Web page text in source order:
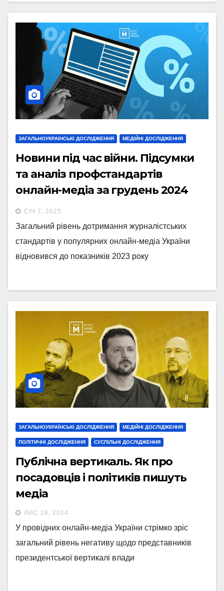
ЗАГАЛЬНОУКРАЇНСЬКІ ДОСЛІДЖЕННЯ МЕДІЙНІ ДОСЛІДЖЕННЯ
Новини під час війни. Підсумки
та аналіз профстандартів
онлайн-медіа за грудень 2024
року
СІЧ 7, 2025
Загальний рівень дотримання журналістських
стандартів у популярних онлайн-медіа України
відновився до показників 2023 року
ЗАГАЛЬНОУКРАЇНСЬКІ ДОСЛІДЖЕННЯ МЕДІЙНІ ДОСЛІДЖЕННЯ
ПОЛІТИЧНІ ДОСЛІДЖЕННЯ СУСПІЛЬНІ ДОСЛІДЖЕННЯ
Публічна вертикаль. Як про
посадовців і політиків пишуть
медіа
ЛИС 28, 2024
У провідних онлайн-медіа України стрімко зріс
загальний рівень негативу щодо представників
президентської вертикалі влади